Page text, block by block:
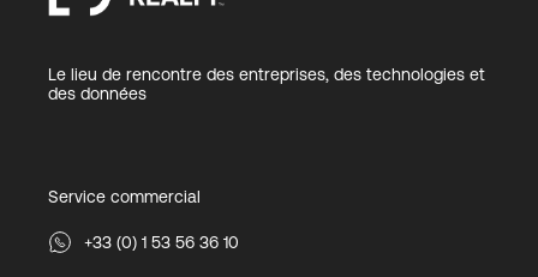
Le lieu de rencontre des entreprises, des technologies et
des données
Service commercial
+33 (0) 1 53 56 36 10